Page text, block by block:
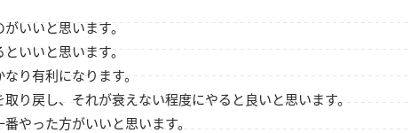
いいと思います。
いいと思います。
り有利になります。
り戻し、それが衰えない程度にやると良いと思います。
やった方がいいと思います。